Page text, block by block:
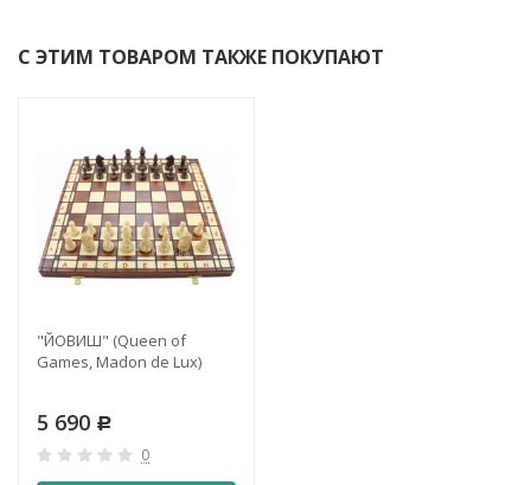
С ЭТИМ ТОВАРОМ ТАКЖЕ ПОКУПАЮТ
"ЙОВИШ" (Queen of
Games, Madon de Lux)
5 690 Р
0